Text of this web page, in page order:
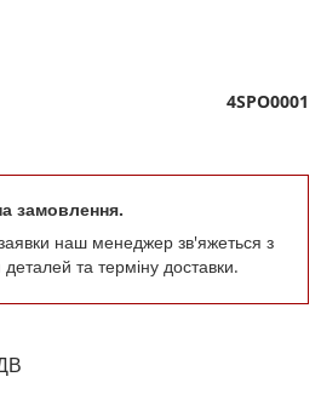
замовлення.
наш менеджер зв'яжеться з
та терміну доставки.
4SPO0001